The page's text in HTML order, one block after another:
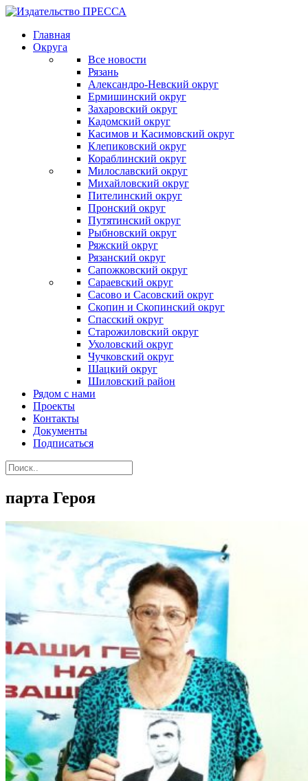
Главная
Округа
Все новости
Рязань
Александро-Невский округ
Ермишинский округ
Захаровский округ
Кадомский округ
Касимов и Касимовский округ
Клепиковский округ
Кораблинский округ
Милославский округ
Михайловский округ
Пителинский округ
Пронский округ
Путятинский округ
Рыбновский округ
Ряжский округ
Рязанский округ
Сапожковский округ
Сараевский округ
Сасово и Сасовский округ
Скопин и Скопинский округ
Спасский округ
Старожиловский округ
Ухоловский округ
Чучковский округ
Шацкий округ
Шиловский район
Рядом с нами
Проекты
Контакты
Документы
Подписаться
парта Героя